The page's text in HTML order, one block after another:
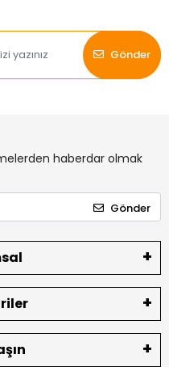
Gönder
haberdar olmak
Gönder